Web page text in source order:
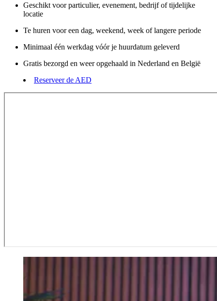
Geschikt voor particulier, evenement, bedrijf of tijdelijke
locatie
Te huren voor een dag, weekend, week of langere periode
Minimaal één werkdag vóór je huurdatum geleverd
Gratis bezorgd en weer opgehaald in Nederland en België
Reserveer de AED